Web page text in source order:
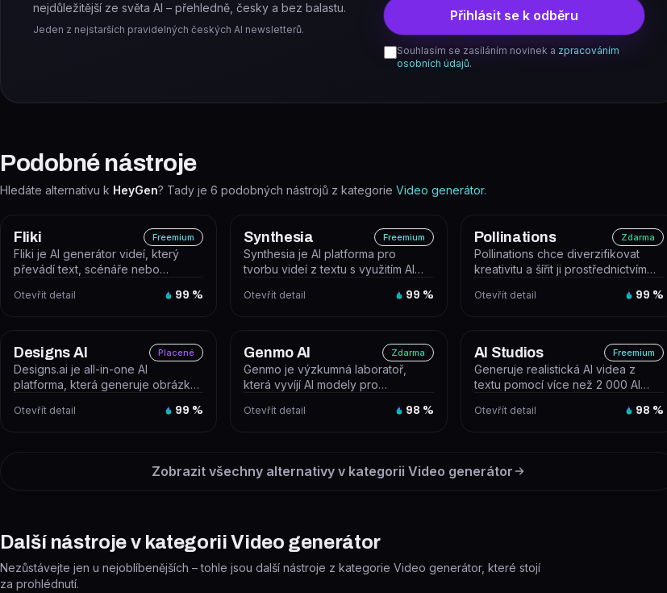
nejdůležitější ze světa AI – přehledně, česky a bez balastu.
Jeden z nejstarších pravidelných českých AI newsletterů.
Přihlásit se k odběru
Souhlasím se zasíláním novinek a zpracováním
osobních údajů.
Podobné nástroje
Hledáte alternativu k HeyGen? Tady je 6 podobných nástrojů z kategorie Video generátor.
Fliki Freemium
Fliki je AI generátor videí, který
převádí text, scénáře nebo
hlaso...
Otevřít detail 99 %
Synthesia Freemium
Synthesia je AI platforma pro
tvorbu videí z textu s využitím AI
Otevřít detail 99 %
Pollinations Zdarma
Pollinations chce diverzifikovat
kreativitu a šířit ji prostřednictvím
Otevřít detail 99 %
Designs AI Placené
Designs.ai je all-in-one AI
platforma, která generuje obrázky,
Otevřít detail 99 %
Genmo AI Zdarma
Genmo je výzkumná laboratoř,
která vyvíjí AI modely pro
umo...
Otevřít detail 98 %
AI Studios Freemium
Generuje realistická AI videa z
textu pomocí více než 2 000 AI
Otevřít detail 98 %
Zobrazit všechny alternativy v kategorii Video generátor
Další nástroje v kategorii Video generátor
Nezůstávejte jen u nejoblíbenějších – tohle jsou další nástroje z kategorie Video generátor, které stojí
za prohlédnutí.